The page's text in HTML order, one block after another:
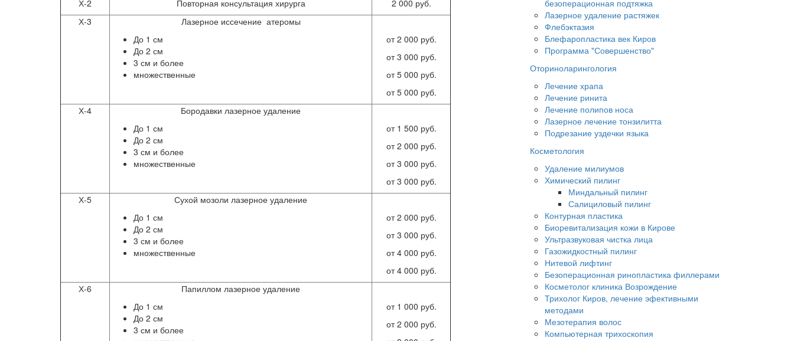
Х-2
Повторная консультация хирурга
2 000 руб.
Х-3
Лазерное иссечение атеромы
До 1 см
До 2 см
3 см и более
множественные
от 2 000 руб.
от 3 000 руб.
от 5 000 руб.
от 5 000 руб.
Х-4
Бородавки лазерное удаление
До 1 см
До 2 см
3 см и более
множественные
от 1 500 руб.
от 2 000 руб.
от 3 000 руб.
от 3 000 руб.
Х-5
Сухой мозоли лазерное удаление
До 1 см
До 2 см
3 см и более
множественные
от 2 000 руб.
от 3 000 руб.
от 4 000 руб.
от 4 000 руб.
Х-6
Папиллом лазерное удаление
До 1 см
До 2 см
3 см и более
от 1 000 руб.
от 2 000 руб.
безоперационная подтяжка
Лазерное удаление растяжек
Флебэктазия
Блефаропластика век Киров
Программа "Совершенство"
Оториноларингология
Лечение храпа
Лечение ринита
Лечение полипов носа
️Лазерное лечение тонзилитта
Подрезание уздечки языка
Косметология
Удаление милиумов
Химический пилинг
Миндальный пилинг
Салициловый пилинг
Контурная пластика
Биоревитализация кожи в Кирове
Ультразвуковая чистка лица
Газожидкостный пилинг
Нитевой лифтинг
Безоперационная ринопластика филлерами
Косметолог клиника Возрождение
Трихолог Киров, лечение эфективными
методами
Мезотерапия волос
Компьютерная трихоскопия